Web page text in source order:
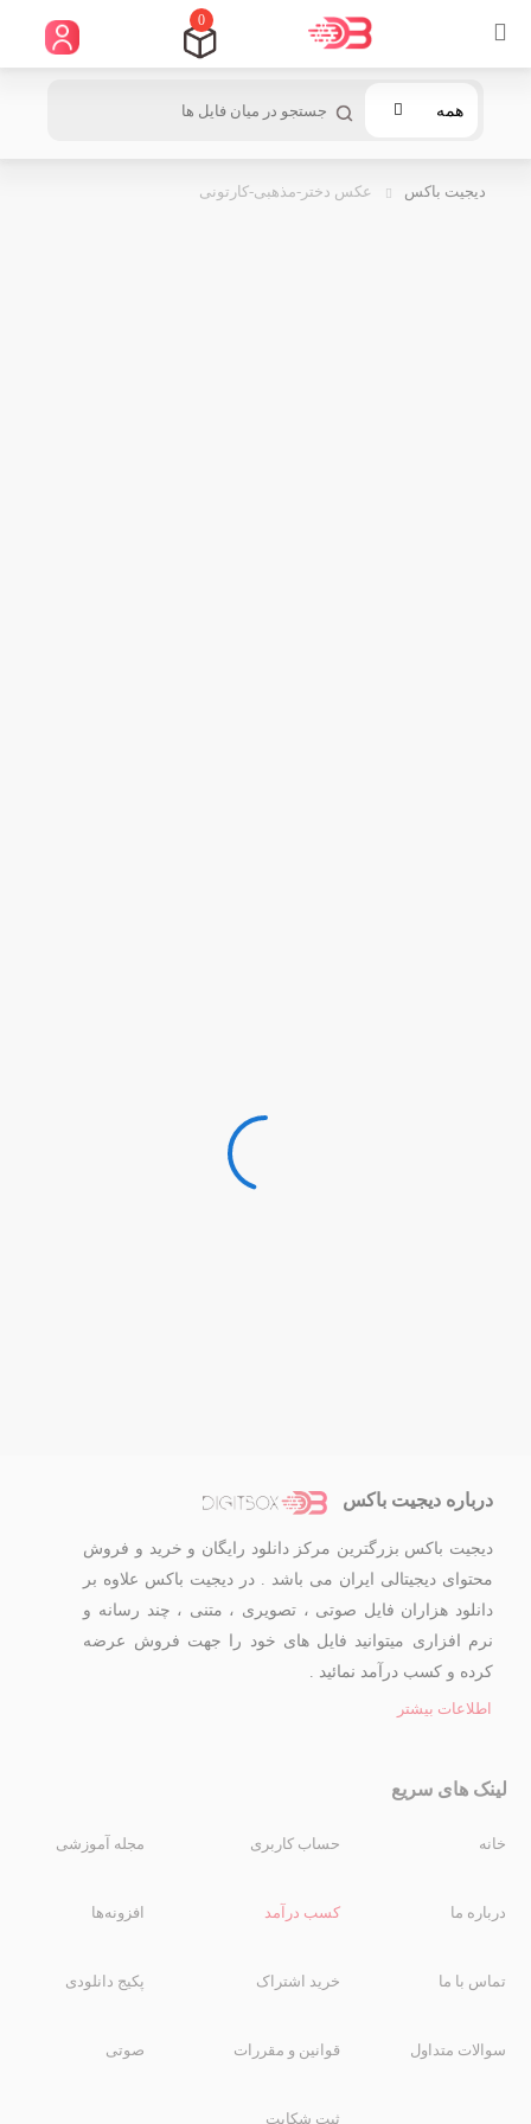
0
همه
دیجیت باکس عکس دختر-مذهبی-کارتونی
درباره دیجیت باکس
دیجیت باکس بزرگترین مرکز دانلود رایگان و خرید و فروش
محتوای دیجیتالی ایران می باشد . در دیجیت باکس علاوه بر
دانلود هزاران فایل صوتی ، تصویری ، متنی ، چند رسانه و
نرم افزاری میتوانید فایل های خود را جهت فروش عرضه
کرده و کسب درآمد نمائید .
اطلاعات بیشتر
لینک های سریع
خانه
درباره ما
تماس با ما
سوالات متداول
حساب کاربری
کسب درآمد
خرید اشتراک
قوانین و مقررات
ثبت شکایت
مجله آموزشی
افزونه‌ها
پکیج دانلودی
صوتی